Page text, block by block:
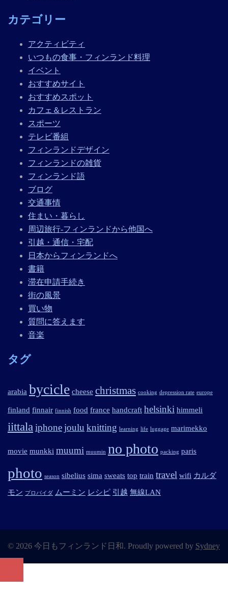
カテゴリー
アクティビティ
いつもの食事・フィンランド料理
イベント
おすすめサイト
おすすめスポット
カフェ＆レストラン
スポーツ
テレビ番組
フィンランドデザイン
フィンランドの雑貨
フィンランド語
ブログ
交通事情
住まい・暮らし
周辺旅行-フィンランドから他国へ
引越・通信・宅配
日本からフィンランドへ
書籍
滞在申請手続き
街の風景
買い物
質問に答えます
音楽
タグ
arabia bycicle cheese christmas cooking depression rate europe
finland finnair finnish food france handcraft helsinki himmeli
iittala iphonejoulu knitting learning life luggage marimekko
movie munkki muumi muumin no photo packing paris
photo season sibelius sima sweats top train travel wifi カルダ
モン プロバイダ ムーミン レシピ 引越 無線LAN
© 2026 今日もフィンランド日和. Proudly powered by Sydney